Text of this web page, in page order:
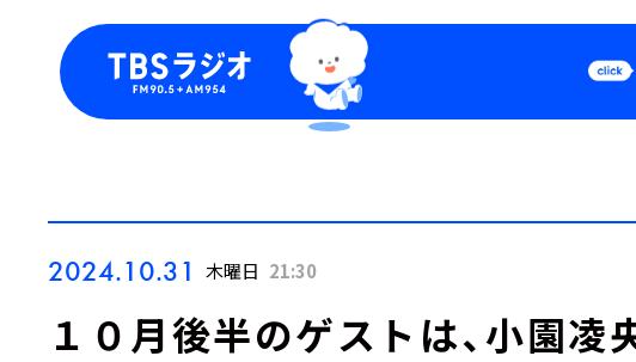
Podcast
2024.10.31 木曜日 21:30
１０月後半のゲストは、小園凌